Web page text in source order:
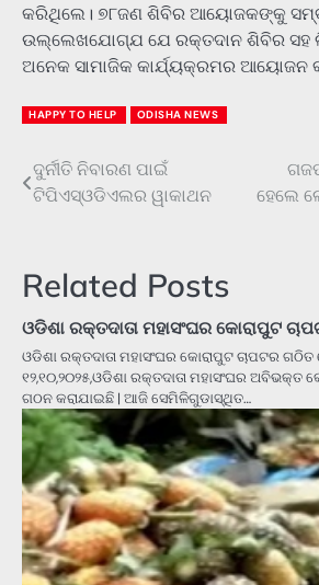
କରିଥିଲେ। ୭୮ଜଣ ଶିବିର ଆୟୋଜକଙ୍କୁ
ଉଲ୍ଲେଖଯୋଗ୍ଯ ଯେ ରକ୍ତଦାନ ଶିବିର ସହ
ଅନେକ ସାମାଜିକ କାର୍ଯ୍ୟକ୍ରମର ଆୟୋଜନ
HAPPY TO HELP ODISHA NEWS
Post
navigation
ଦୁର୍ନୀତି ନିବାରଣ ପାଇଁ
ଟିପିଏସ୍ଓଡିଏଲର ୱାକାଥନ
ହେଲେ
Related Posts
ଓଡିଶା ରକ୍ତଦାତା ମହାସଂଘର କୋରାପୁଟ
ଓଡିଶା ରକ୍ତଦାତା ମହାସଂଘର କୋରାପୁଟ ଚାପଟର ଗଠିତ
୧୨,୧୦,୨୦୨୫,ଓଡିଶା ରକ୍ତଦାତା ମହାସଂଘର ଅବିଭକ୍ତ
ଗଠନ କରାଯାଇଛି | ଆଜି ସେମିଳିଗୁଡାସ୍ଥିତ…